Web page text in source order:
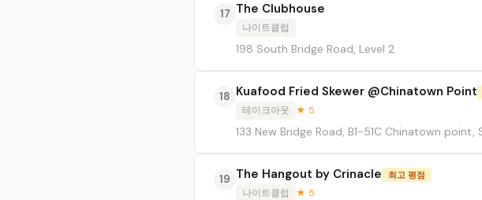
17 The Clubhouse
나이트클럽
198 South Bridge Road, Level 2
18 Kuafood Fried Skewer @Chinatown Point
테이크아웃 ★ 5
133 New Bridge Road, B1-51C Chinatown point,
19 The Hangout by Crinacle 최고 평점
나이트클럽 ★ 5